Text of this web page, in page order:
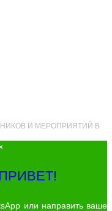
И МЕРОПРИЯТИЙ В
или направить ваше